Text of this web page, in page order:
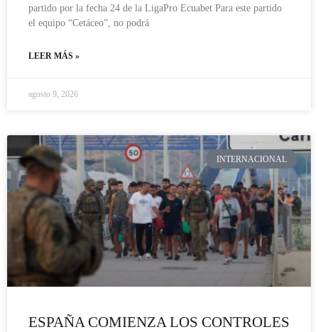
partido por la fecha 24 de la LigaPro Ecuabet Para este partido
el equipo “Cetáceo”, no podrá
LEER MÁS »
agosto 9, 2026
INTERNACIONAL
ESPAÑA COMIENZA LOS CONTROLES